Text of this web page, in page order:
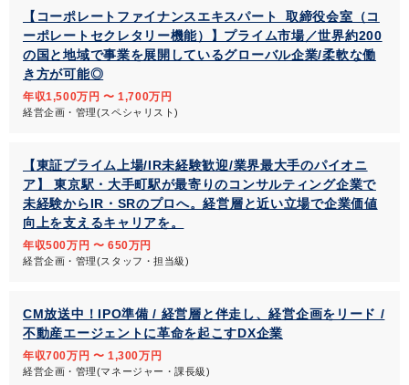
【コーポレートファイナンスエキスパート_取締役会室（コ
ーポレートセクレタリー機能）】プライム市場／世界約200
の国と地域で事業を展開しているグローバル企業/柔軟な働
き方が可能◎
年収1,500万円 〜 1,700万円
経営企画・管理(スペシャリスト)
【東証プライム上場/IR未経験歓迎/業界最大手のパイオニ
ア】 東京駅・大手町駅が最寄りのコンサルティング企業で
未経験からIR・SRのプロへ。経営層と近い立場で企業価値
向上を支えるキャリアを。
年収500万円 〜 650万円
経営企画・管理(スタッフ・担当級)
CM放送中！IPO準備 / 経営層と伴走し、経営企画をリード /
不動産エージェントに革命を起こすDX企業
年収700万円 〜 1,300万円
経営企画・管理(マネージャー・課長級)